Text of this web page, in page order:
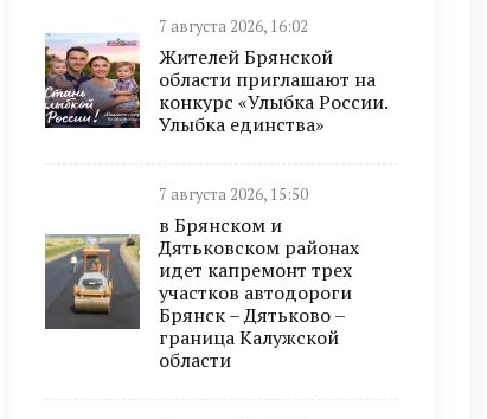
7 августа 2026, 16:02
Жителей Брянской
области приглашают на
конкурс «Улыбка России.
Улыбка единства»
7 августа 2026, 15:50
в Брянском и
Дятьковском районах
идет капремонт трех
участков автодороги
Брянск – Дятьково –
граница Калужской
области